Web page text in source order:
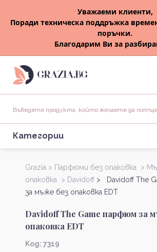
Уважаеми клиенти,
Поради техническа поддръжка
поръчки.
Благодарим Ви за
Категории
Grazia > Парфюми без опаковка >
опаковка > Davidoff > Davidoff The
за мъже без опаковка EDT
Davidoff The Game парфюм за
опаковка EDT
Kод: 7319